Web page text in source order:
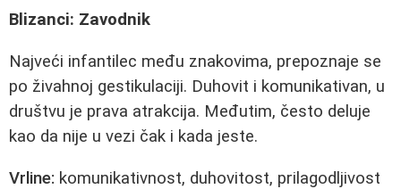
Blizanci: Zavodnik
Najveći infantilec među znakovima, prepoznaje se
po živahnoj gestikulaciji. Duhovit i komunikativan, u
društvu je prava atrakcija. Međutim, često deluje
kao da nije u vezi čak i kada jeste.
Vrline: komunikativnost, duhovitost, prilagodljivost